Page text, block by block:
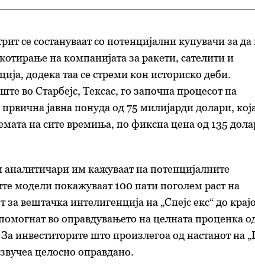
се состануваат со потенцијални купувачи за да
на компанијата за ракети, сателити и
додека таа се стреми кон историско деби.
во Старбејс, Тексас, го започна процесот на
првична јавна понуда од 75 милијарди долари,
на сите времиња, по фиксна цена од 135
им кажуваат на потенцијалните
модели покажуваат 100 пати поголем раст на
за вештачка интелигенција на „Спејс екс“ до
во оправдувањето на целната проценка
инвеститорите што произлегоа од настанот на
целосно оправдано.